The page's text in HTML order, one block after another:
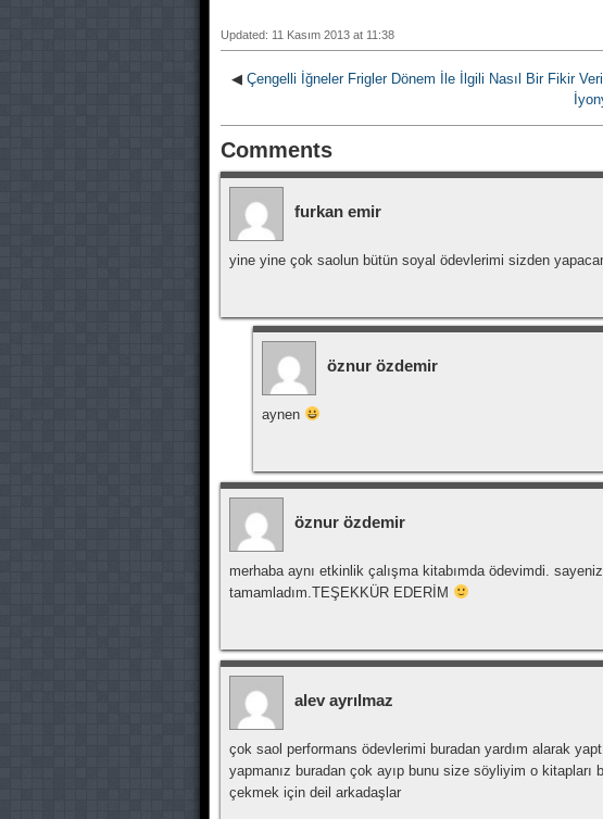
Updated: 11 Kasım 2013 at 11:38
◀ Çengelli İğneler Frigler Dönem İle İlgili Nasıl Bir Fikir
Comments
furkan emir
yine yine çok saolun bütün soyal ödevlerimi sizden
öznur özdemir
aynen
öznur özdemir
merhaba aynı etkinlik çalışma kitabımda ödevimdi.
tamamladım.TEŞEKKÜR EDERİM
alev ayrılmaz
çok saol performans ödevlerimi buradan yardım alarak
yapmanız buradan çok ayıp bunu size söyliyim o
çekmek için deil arkadaşlar